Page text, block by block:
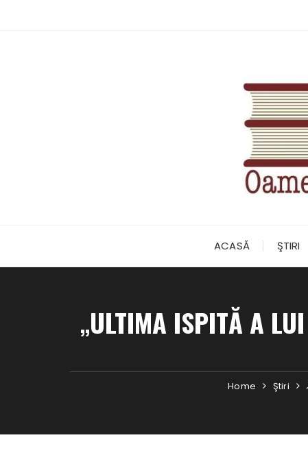
ACASĂ ŞTIRI
„ULTIMA ISPITĂ A
Home Ştiri